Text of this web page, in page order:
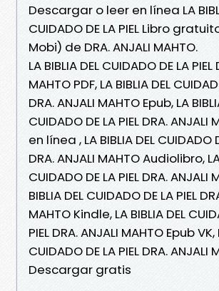
Descargar o leer en línea LA
CUIDADO DE LA PIEL Libro
Mobi) de DRA. ANJALI MAHTO.
LA BIBLIA DEL CUIDADO DE LA PIEL
MAHTO PDF, LA BIBLIA DEL
DRA. ANJALI MAHTO Epub, LA
CUIDADO DE LA PIEL DRA. ANJALI
en línea , LA BIBLIA DEL CUIDADO
DRA. ANJALI MAHTO Audiolibro,
CUIDADO DE LA PIEL DRA. ANJALI
BIBLIA DEL CUIDADO DE LA PIEL
MAHTO Kindle, LA BIBLIA DEL
PIEL DRA. ANJALI MAHTO Epub VK,
CUIDADO DE LA PIEL DRA. ANJALI
Descargar gratis